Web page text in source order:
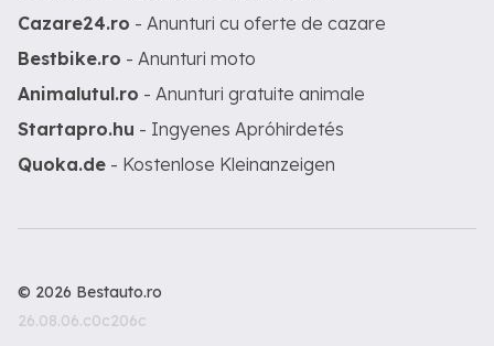
Cazare24.ro - Anunturi cu oferte de cazare
Bestbike.ro - Anunturi moto
Animalutul.ro - Anunturi gratuite animale
Startapro.hu - Ingyenes Apróhirdetés
Quoka.de - Kostenlose Kleinanzeigen
© 2026 Bestauto.ro
26.08.06.c0c206c